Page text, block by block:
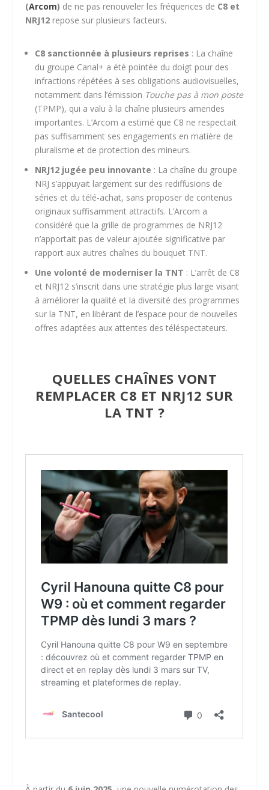
(Arcom) de ne pas renouveler les fréquences de C8 et
NRJ12 repose sur plusieurs facteurs.
C8 sanctionnée à plusieurs reprises : La chaîne
du groupe Canal+ a été pointée du doigt pour des
infractions répétées à ses obligations audiovisuelles,
notamment dans l’émission Touche pas à mon poste
(TPMP), qui a valu à la chaîne plusieurs amendes
importantes. L’Arcom a estimé que C8 ne respectait
pas suffisamment ses engagements en matière de
pluralisme et de protection des mineurs.
NRJ12 jugée peu innovante : La chaîne du groupe
NRJ s’appuyait largement sur des rediffusions de
séries et du télé-achat, sans proposer de contenus
originaux suffisamment attractifs. L’Arcom a
considéré que la grille de programmes de NRJ12
n’apportait pas de valeur ajoutée significative par
rapport aux autres chaînes du bouquet TNT.
Une volonté de moderniser la TNT : L’arrêt de C8
et NRJ12 s’inscrit dans une stratégie plus large visant
à améliorer la qualité et la diversité des programmes
sur la TNT, en libérant de l’espace pour de nouvelles
offres adaptées aux attentes des téléspectateurs.
QUELLES CHAÎNES VONT
REMPLACER C8 ET NRJ12 SUR
LA TNT ?